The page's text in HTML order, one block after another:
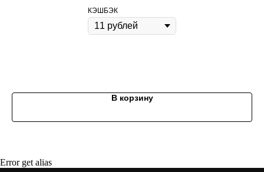
КЭШБЭК
В корзину
Error get alias
Мытье профессиональной косметикой
Сушка и вытягивание шерсти феном
Гигиеническая обработка ушей и глаз